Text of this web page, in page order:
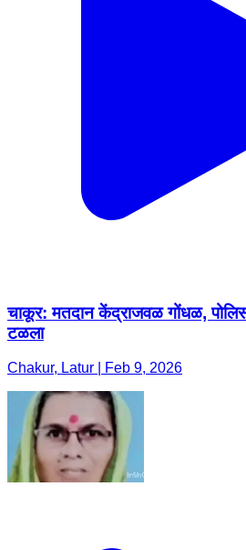
चाकूर: मतदान केंद्राजवळ गोंधळ,
टळला
Chakur, Latur | Feb 9, 2026